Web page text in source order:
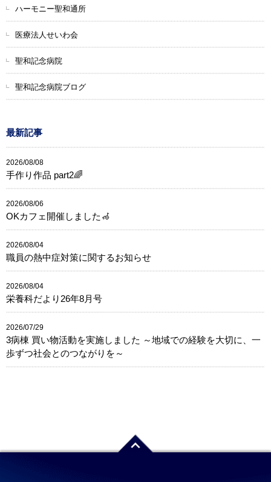
ハーモニー聖和通所
医療法人せいわ会
聖和記念病院
聖和記念病院ブログ
最新記事
2026/08/08
手作り作品 part2🌈
2026/08/06
OKカフェ開催しました🦽
2026/08/04
職員の熱中症対策に関するお知らせ
2026/08/04
栄養科だより26年8月号
2026/07/29
3病棟 買い物活動を実施しました ～地域での経験を大切に、一
歩ずつ社会とのつながりを～